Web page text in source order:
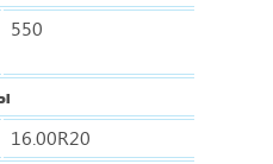
550
16.00R20